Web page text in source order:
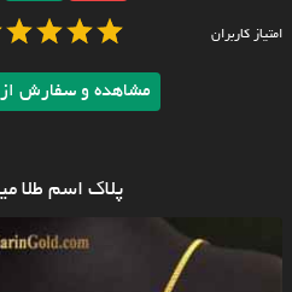
امتیاز کاربران
مشاهده و سفارش از
پلاک اسم طلا